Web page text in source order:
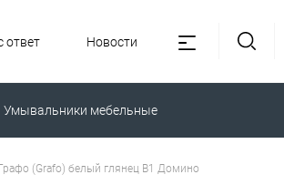
ответ Новости
Умывальники мебельные
(Grafo) белый глянец В1 Домино